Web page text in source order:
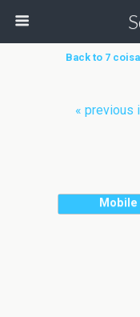
Back to 7
« previous
Mobile